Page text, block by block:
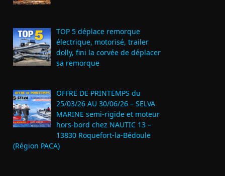
TOP 5 déplace remorque
électrique, motorisé, trailer
dolly, fini la corvée de déplacer
sa remorque
OFFRE DE PRINTEMPS du
25/03/26 AU 30/06/26 – SELVA
MARINE semi-rigide et moteur
hors-bord chez NAUTIC 13 –
13830 Roquefort‑la‑Bédoule
(Région PACA)